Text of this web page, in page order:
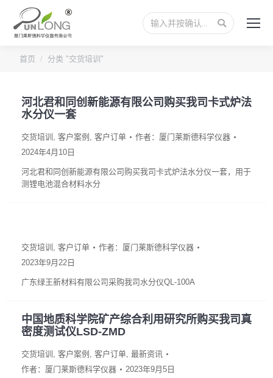
搜
索：
您的位置：
首页 分类 "交货培训"
河北君和同创新能源有限公司购买我司卡式炉法
水分仪一套
交货培训 , 客户案例 , 客户订单 作者： 厦门莱斯德科学仪器
2024年4月10日
河北君和同创新能源有限公司购买我司卡式炉法水分仪一套，用于
测锂电池混合材料水分
交货培训 , 客户订单 作者： 厦门莱斯德科学仪器
2023年9月22日
广东绿王新材料有限公司采购我司水分仪QL-100A
中国地质科学院矿产综合利用研究所购买我司真
密度测试仪LSD-ZMD
交货培训 , 客户案例 , 客户订单, 最新资讯
作者： 厦门莱斯德科学仪器 2023年9月5日